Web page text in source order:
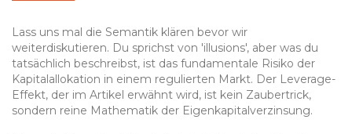
Lass uns mal die Semantik klären bevor wir
weiterdiskutieren. Du sprichst von 'illusions', aber was du
tatsächlich beschreibst, ist das fundamentale Risiko der
Kapitalallokation in einem regulierten Markt. Der Leverage-
Effekt, der im Artikel erwähnt wird, ist kein Zaubertrick,
sondern reine Mathematik der Eigenkapitalverzinsung.